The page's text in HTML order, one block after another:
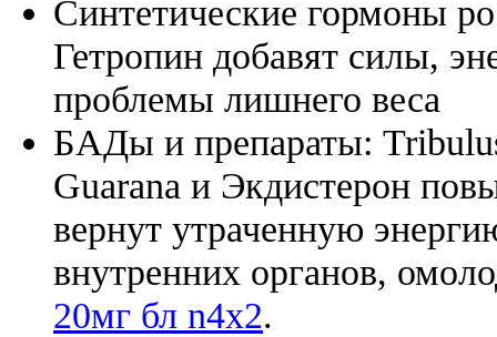
Синтетические гормоны
Гетропин добавят силы,
проблемы лишнего веса
БАДы и препараты:
Guarana и Экдистерон
вернут утраченную
внутренних органов,
20мг бл n4x2.